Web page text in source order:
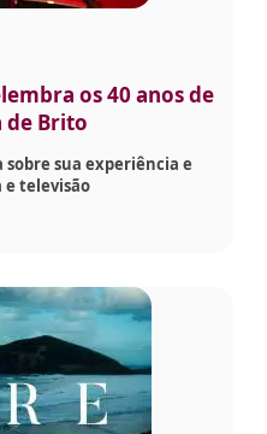
os 40 anos de
de Brito
sua experiência e
e televisão